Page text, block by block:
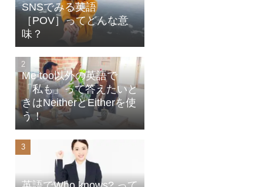
SNSでみる英語
［POV］ってどんな意
味？
Me too以外の英語で
「私も」って答えたいと
きはNeitherとEitherを使
う！